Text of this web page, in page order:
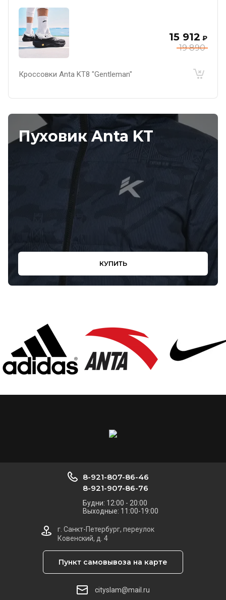
19 890
15 912 ₽
Кроссовки Anta KT8 "Gentleman"
Пуховик Anta KT
КУПИТЬ
8-921-807-86-46
8-921-907-86-76
Будни: 12:00 - 20:00
Выходные: 11:00-19:00
г. Санкт-Петербург, переулок
Ковенский, д. 4
Пункт самовывоза на карте
cityslam@mail.ru